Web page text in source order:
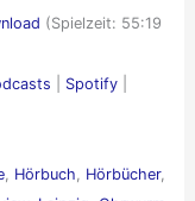
(Spielzeit: 55:19
Spotify|
Hörbuch Hörbücher,